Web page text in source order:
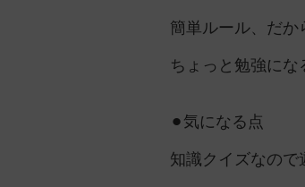
簡単ルール、だか
ちょっと勉強にな
⚫︎気になる点
知識クイズなので